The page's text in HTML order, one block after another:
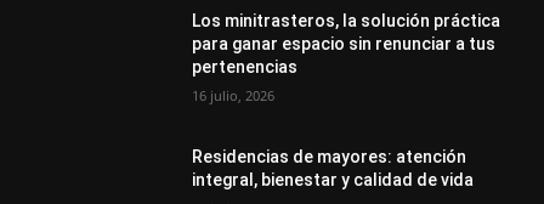
Los minitrasteros, la solución práctica
para ganar espacio sin renunciar a tus
pertenencias
16 julio, 2026
Residencias de mayores: atención
integral, bienestar y calidad de vida